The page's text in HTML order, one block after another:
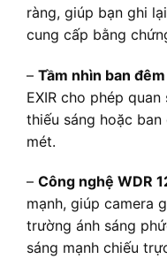
ràng, giúp bạn ghi
cung cấp bằng
– Tầm nhìn ban
EXIR cho phép
thiếu sáng hoặc
mét.
– Công nghệ WDR
mạnh, giúp camera
trường ánh sáng
sáng mạnh chiếu